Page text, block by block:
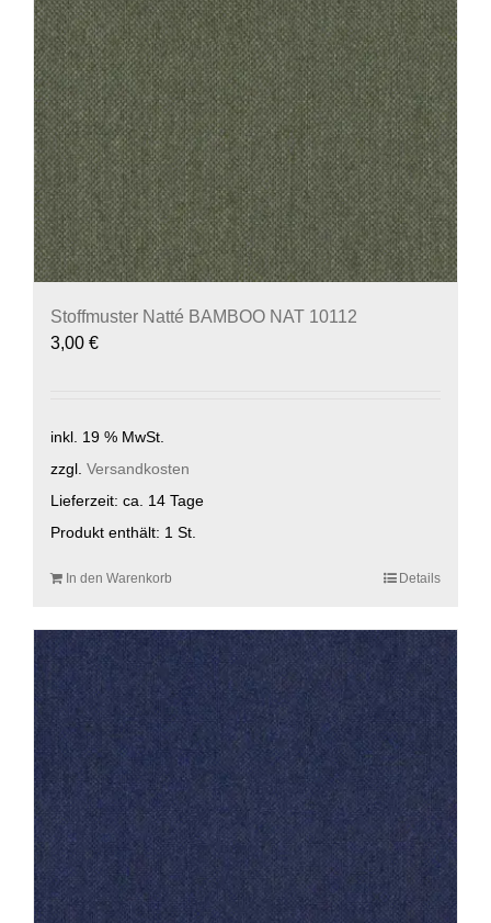
Stoffmuster Natté BAMBOO NAT 10112
3,00 €
inkl. 19 % MwSt.
zzgl. Versandkosten
Lieferzeit: ca. 14 Tage
Produkt enthält: 1 St.
In den Warenkorb Details